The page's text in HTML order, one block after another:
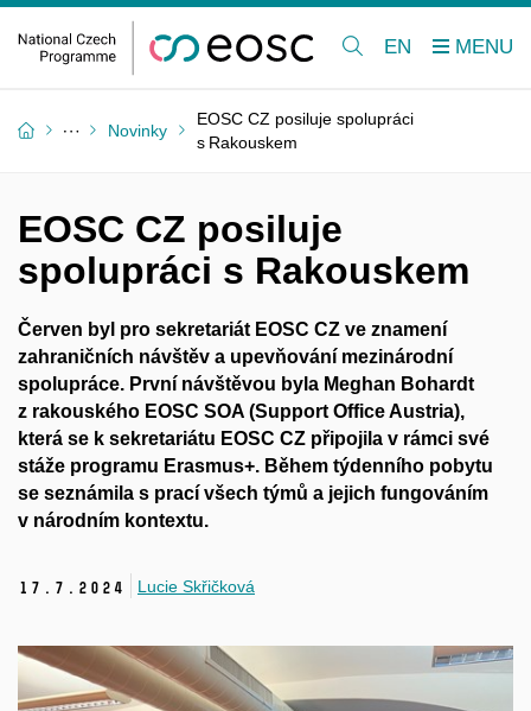
EN
Novinky
EOSC CZ posiluje spolupráci
s Rakouskem
EOSC CZ posiluje
spolupráci s Rakouskem
Červen byl pro sekretariát EOSC CZ ve znamení
zahraničních návštěv a upevňování mezinárodní
spolupráce. První návštěvou byla Meghan Bohardt
z rakouského EOSC SOA (Support Office Austria),
která se k sekretariátu EOSC CZ připojila v rámci své
stáže programu Erasmus+. Během týdenního pobytu
se seznámila s prací všech týmů a jejich fungováním
v národním kontextu.
17. 7. 2024 Lucie Skřičková